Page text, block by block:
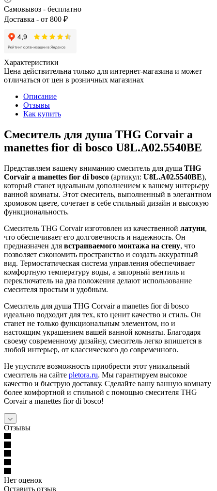
Самовывоз - бесплатно
Доставка - от 800 ₽
Характеристики
Цена действительна только для интернет-магазина и может
отличаться от цен в розничных магазинах
Описание
Отзывы
Как купить
Смеситель для душа THG Corvair a
manettes fior di bosco U8L.A02.5540BE
Представляем вашему вниманию смеситель для душа THG
Corvair a manettes fior di bosco (артикул: U8L.A02.5540BE),
который станет идеальным дополнением к вашему интерьеру
ванной комнаты. Этот смеситель, выполненный в элегантном
хромовом цвете, сочетает в себе стильный дизайн и высокую
функциональность.
Смеситель THG Corvair изготовлен из качественной латуни,
что обеспечивает его долговечность и надежность. Он
предназначен для встраиваемого монтажа на стену, что
позволяет сэкономить пространство и создать аккуратный
вид. Термостатическая система управления обеспечивает
комфортную температуру воды, а запорный вентиль и
переключатель на два положения делают использование
смесителя простым и удобным.
Смеситель для душа THG Corvair a manettes fior di bosco
идеально подходит для тех, кто ценит качество и стиль. Он
станет не только функциональным элементом, но и
настоящим украшением вашей ванной комнаты. Благодаря
своему современному дизайну, смеситель легко впишется в
любой интерьер, от классического до современного.
Не упустите возможность приобрести этот уникальный
смеситель на сайте pletora.ru. Мы гарантируем высокое
качество и быструю доставку. Сделайте вашу ванную комнату
более комфортной и стильной с помощью смесителя THG
Corvair a manettes fior di bosco!
Отзывы
Нет оценок
Оставить отзыв